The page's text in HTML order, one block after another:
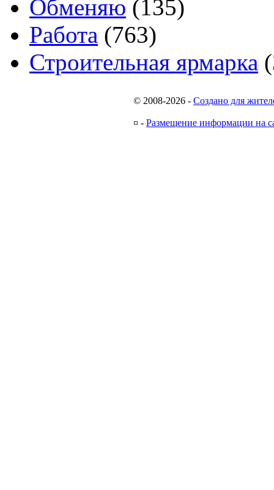
Обменяю (135)
Работа (763)
Строительная ярмарка
© 2008-2026 - Создано для
¤ - Размещение информации на